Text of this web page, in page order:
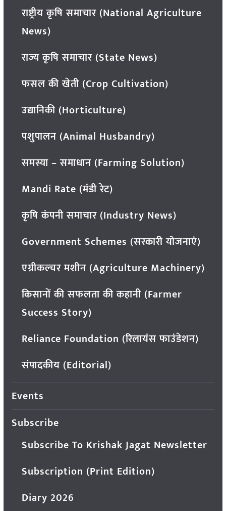
राष्ट्रीय कृषि समाचार (National Agriculture
News)
राज्य कृषि समाचार (State News)
फसल की खेती (Crop Cultivation)
उद्यानिकी (Horticulture)
पशुपालन (Animal Husbandry)
समस्या – समाधान (Farming Solution)
Mandi Rate (मंडी रेट)
कृषि कंपनी समाचार (Industry News)
Government Schemes (सरकारी योजनाएं)
एग्रीकल्चर मशीन (Agriculture Machinery)
किसानों की सफलता की कहानी (Farmer
Success Story)
Reliance Foundation (रिलायंस फाउंडेशन)
संपादकीय (Editorial)
Events
Subscribe
Subscribe To Krishak Jagat Newsletter
Subscription (Print Edition)
Diary 2026